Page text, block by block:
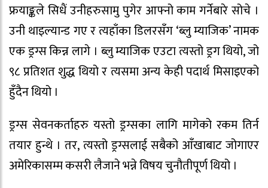
फ्रयाङ्कले सिधैं उनीहरुसामु पुगेर आफ्नो काम गर्नेबारे सोचे ।
उनी थाइल्यान्ड गए र त्यहाँका डिलरसँग ‘ब्लु म्याजिक’ नामक
एक ड्रग्स किन्न लागे । ब्लु म्याजिक एउटा त्यस्तो ड्रग थियो, जो
९८ प्रतिशत शुद्ध थियो र त्यसमा अन्य केही पदार्थ मिसाइएको
हुँदैन थियो ।
ड्रग्स सेवनकर्ताहरु यस्तो ड्रग्सका लागि मागेको रकम तिर्न
तयार हुन्थे । तर, त्यस्तो ड्रग्सलाई सबैको आँखाबाट जोगाएर
अमेरिकासम्म कसरी लैजाने भन्ने विषय चुनौतीपूर्ण थियो ।